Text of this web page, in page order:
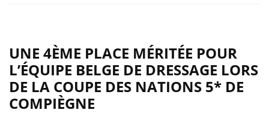
UNE 4ÈME PLACE MÉRITÉE POUR
L’ÉQUIPE BELGE DE DRESSAGE LORS
DE LA COUPE DES NATIONS 5* DE
COMPIÈGNE